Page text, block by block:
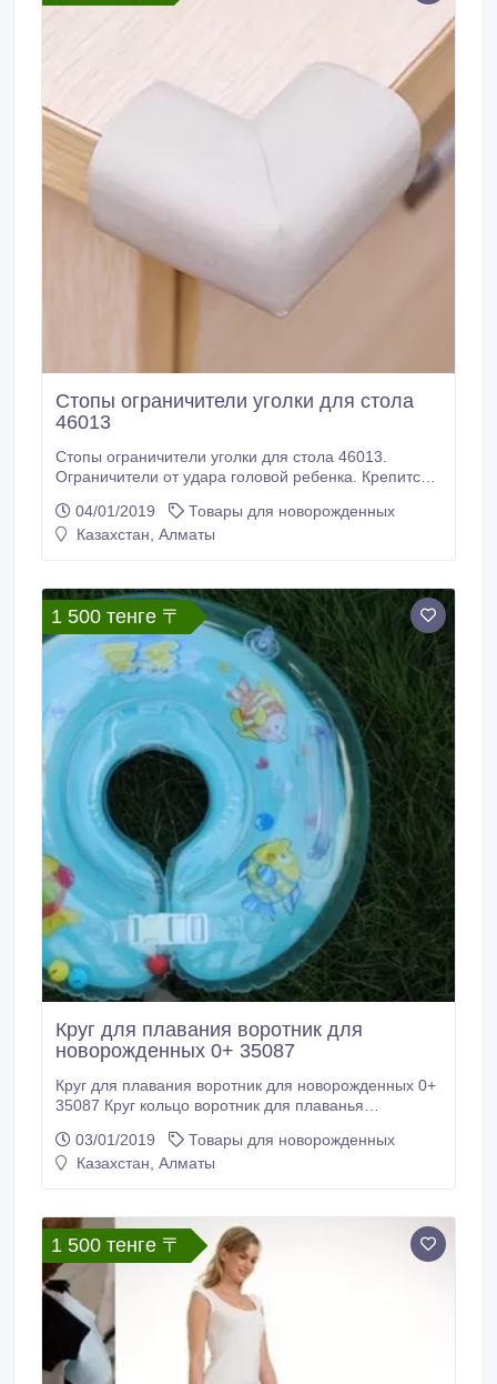
Стопы ограничители уголки для стола
46013
Стопы ограничители уголки для стола 46013.
Ограничители от удара головой ребенка. Крепится
(пенагубка). цена 300 тенге, Самовывоз: г. Алматы,
ул. Ауэзова 50, уг. ул. Кабанбай батыра, 1 этаж,
тенге).
04/01/2019
Товары для новорожденных
Казахстан, Алматы
1 500 тенге 〒
Круг для плавания воротник для
новорожденных 0+ 35087
Круг для плавания воротник для новорожденных 0+
35087 Круг кольцо воротник для плаванья
оранжевый, желт, голубой, синий, зеленый,
малиновый. Особенности: 1.Яркая расцветка
клапана.
03/01/2019
Товары для новорожденных
Казахстан, Алматы
1 500 тенге 〒